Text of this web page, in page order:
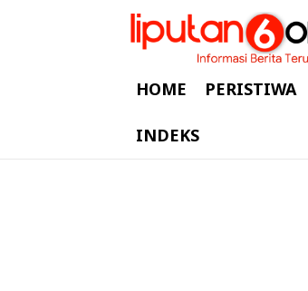
HOME PERISTIWA
INDEKS